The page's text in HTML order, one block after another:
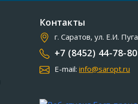
Контакты
г. Саратов, ул. Е.И.
+7 (8452) 44-78-80
E-mail: info@saropt.ru